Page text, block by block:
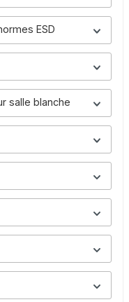
ESD
salle blanche